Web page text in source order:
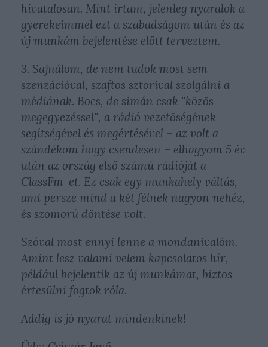
hivatalosan. Mint írtam, jelenleg nyaralok a
gyerekeimmel ezt a szabadságom után és az
új munkám bejelentése előtt terveztem.
3. Sajnálom, de nem tudok most sem
szenzációval, szaftos sztorival szolgálni a
médiának. Bocs, de simán csak "közös
megegyezéssel", a rádió vezetőségének
segítségével és megértésével – az volt a
szándékom hogy csendesen – elhagyom 5 év
után az ország első számú rádióját a
ClassFm-et. Ez csak egy munkahely váltás,
ami persze mind a két félnek nagyon nehéz,
és szomorú döntése volt.
Szóval most ennyi lenne a mondanivalóm.
Amint lesz valami velem kapcsolatos hír,
például bejelentik az új munkámat, biztos
értesülni fogtok róla.
Addig is jó nyarat mindenkinek!